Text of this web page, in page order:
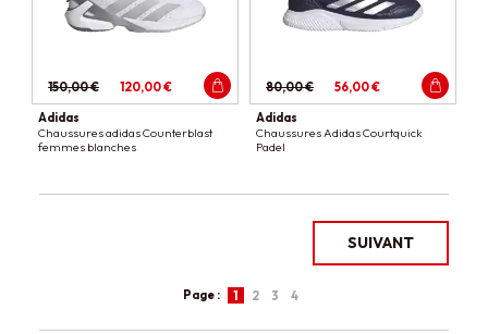
150,00 € 120,00 €
Adidas
Chaussures adidas Counterblast
femmes blanches
80,00 € 56,00 €
Adidas
Chaussures Adidas Courtquick
Padel
SUIVANT
Page : 1 2 3 4